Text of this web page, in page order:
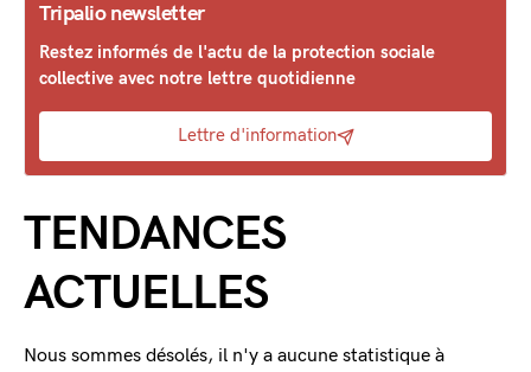
Tripalio newsletter
Restez informés de l'actu de la protection sociale
collective avec notre lettre quotidienne
Lettre d'information
TENDANCES
ACTUELLES
Nous sommes désolés, il n'y a aucune statistique à